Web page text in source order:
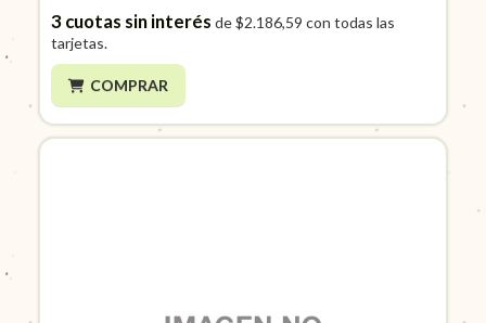
3cuotas sin interés de$2.186,59 con todas las
tarjetas.
COMPRAR